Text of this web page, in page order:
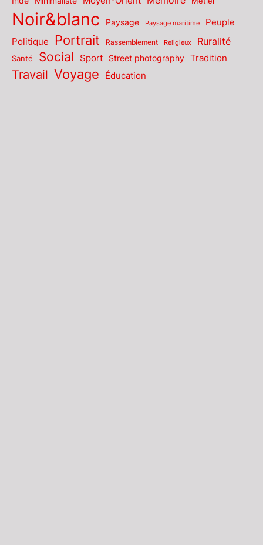
Noir&blanc Paysage Paysage maritime Peuple
Politique Portrait Rassemblement Religieux Ruralité
Santé Social Sport Street photography Tradition
Travail Voyage Éducation